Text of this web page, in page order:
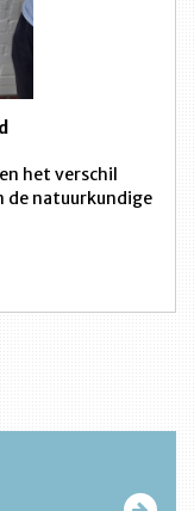
het verschil
de natuurkundige